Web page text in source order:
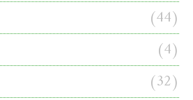
(44)
(4)
(32)